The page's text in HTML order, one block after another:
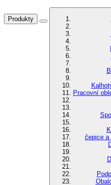
Produkty
Pracovní
čepice a